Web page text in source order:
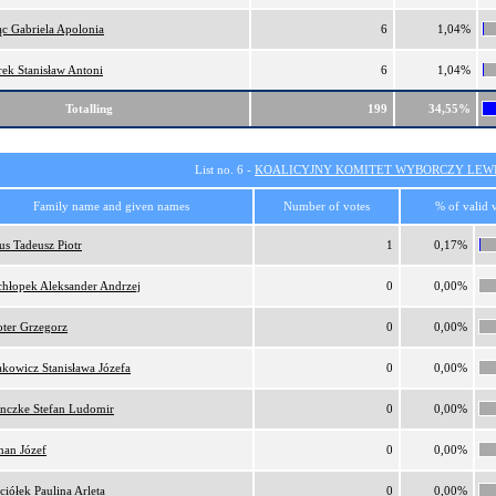
Gabriela Apolonia 6 1,04%
Stanisław Antoni 6 1,04%
Totalling 199 34,55%
List no. 6 - KOALICYJNY KOMITET WYBORCZY
Family name and given names Number of votes % of valid
Tadeusz Piotr 1 0,17%
Aleksander Andrzej 0 0,00%
Grzegorz 0 0,00%
Stanisława Józefa 0 0,00%
Stefan Ludomir 0 0,00%
Józef 0 0,00%
Paulina Arleta 0 0,00%